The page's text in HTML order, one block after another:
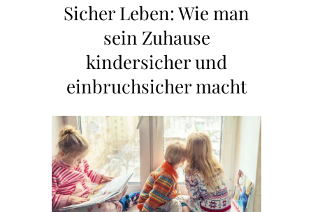
Sicher Leben: Wie man
sein Zuhause
kindersicher und
einbruchsicher macht